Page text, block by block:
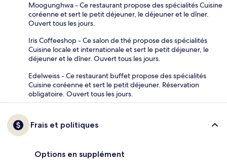
Moogunghwa - Ce restaurant propose des spécialités Cuisine
coréenne et sert le petit déjeuner, le déjeuner et le dîner.
Ouvert tous les jours.
Iris Coffeeshop - Ce salon de thé propose des spécialités
Cuisine locale et internationale et sert le petit déjeuner, le
déjeuner et le dîner. Ouvert tous les jours.
Edelweiss - Ce restaurant buffet propose des spécialités
Cuisine coréenne et sert le petit déjeuner. Réservation
obligatoire. Ouvert tous les jours.
Frais et politiques
Options en supplément